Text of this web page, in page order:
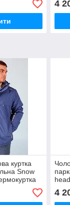
зиму
4
куртка
Snow
зиму
4